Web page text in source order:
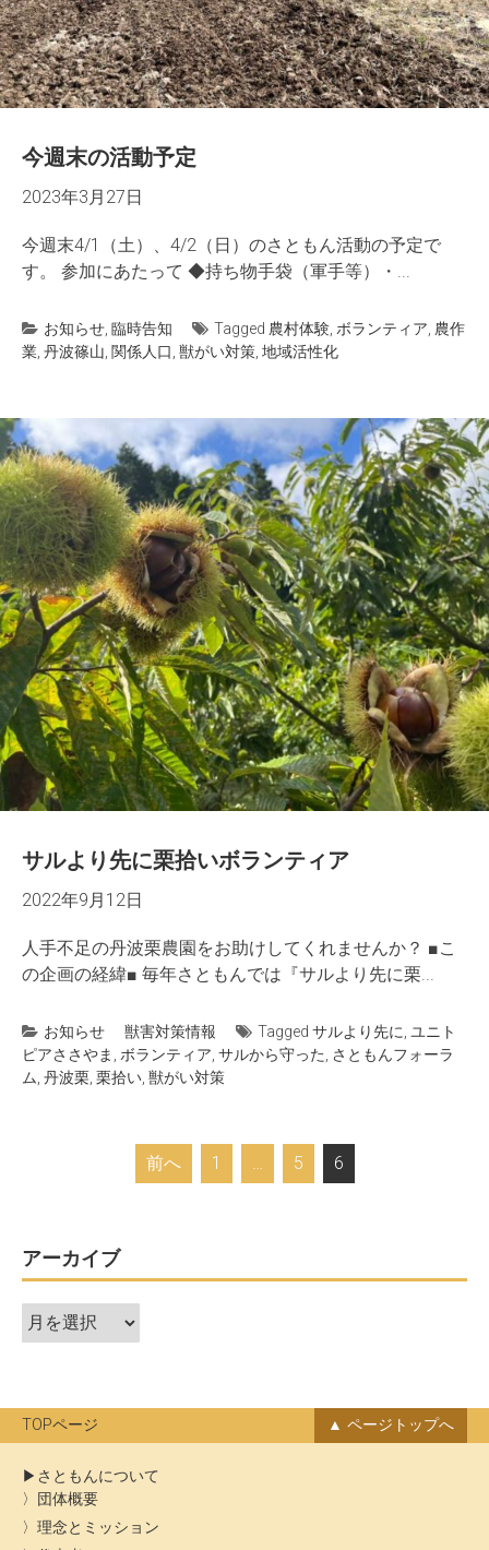
今週末の活動予定
2023年3月27日
今週末4/1（土）、4/2（日）のさともん活動の予定で
す。 参加にあたって ◆持ち物手袋（軍手等）・...
お知らせ 臨時告知 Tagged 農村体験 ボランティア 農作
業 丹波篠山 関係人口 獣がい対策 地域活性化
サルより先に栗拾いボランティア
2022年9月12日
人手不足の丹波栗農園をお助けしてくれませんか？ ■こ
の企画の経緯■ 毎年さともんでは『サルより先に栗...
お知らせ 獣害対策情報 Tagged サルより先に ユニト
ピアささやま
ボランティア サルから守った さともんフォーラ
ム 丹波栗 栗拾い 獣がい対策
ビ
ゲ
ー
ン
前へ 1 … 5 6
アーカイブ
ア
ー
ブ
TOPページ ページトップへ
さともんについて
団体概要
理念とミッション